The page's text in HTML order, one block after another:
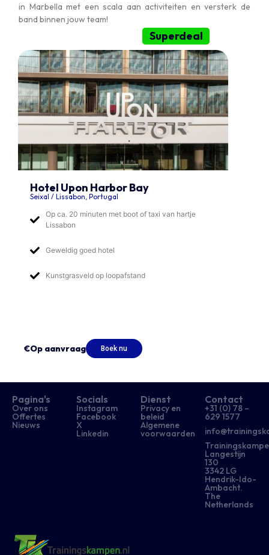
in Marbella met een scala aan activiteiten en versterk de
band binnen jouw team!
Hotel Upon Harbor Bay
Seixal / Lissabon, Portugal
Superdeal
Op ca. 20 minuten met boot of taxi van hartje
Lissabon
Geweldig goed hotel
Kunstgrasveld op loopafstand
€Op aanvraag Boek nu
Pagina's
Over ons
Offertes
Nieuws
Socials
Instagram
Facebook
X
Linkedin
Dienst
Privacy en
beleid
Algemene
voorwaarden
Contact
+31 (0) 78 –
629 1577​
Langestijn
130
3342 LG
Hendrik-Ido-
Ambacht.
The
Netherlands